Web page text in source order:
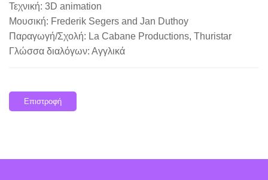
Τεχνική: 3D animation
Μουσική: Frederik Segers and Jan Duthoy
Παραγωγή/Σχολή: La Cabane Productions, Thuristar
Γλώσσα διαλόγων: Αγγλικά
Επιστροφή